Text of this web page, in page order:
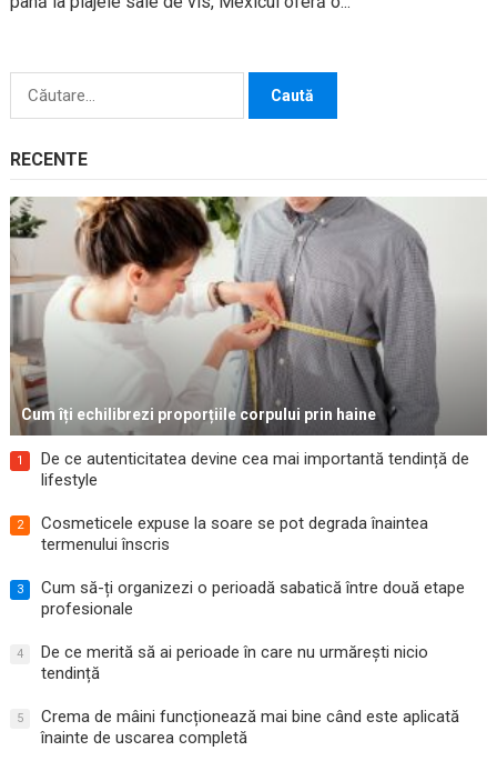
Caută
RECENTE
Cum îți echilibrezi proporțiile corpului prin haine
1
De ce autenticitatea devine cea mai importantă tendință de
lifestyle
2
Cosmeticele expuse la soare se pot degrada înaintea
termenului înscris
3
Cum să-ți organizezi o perioadă sabatică între două etape
profesionale
4
De ce merită să ai perioade în care nu urmărești nicio
tendință
5
Crema de mâini funcționează mai bine când este aplicată
înainte de uscarea completă